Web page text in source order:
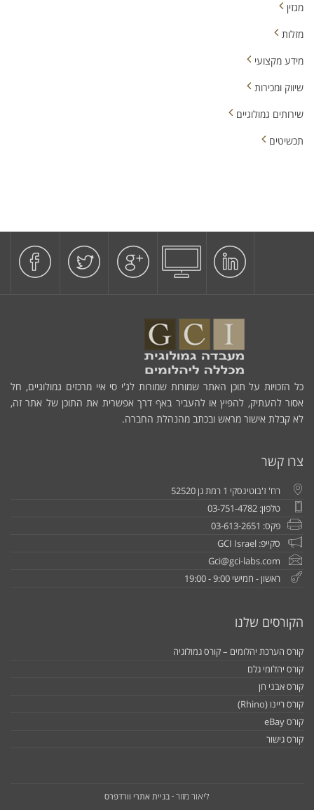
מגזין
מזלות
מידע מקצועי
שיווק ומכירות
שירותים גמולוגיים
תכשיטים
כל הזכויות על תוכן האתר שמורות שמורות לג'י סי איי מרכזים גמולוגיים, חל
אסור להעתיק, להפיץ או להעביר באף דרך אפשרית את התוכן של אתר זה,
לא קבלת אישור מראש ובכתב מהנהלת החברה.
צרו קשר
רח' ז'בוטינסקי 1 רמת גן 52520
טלפון: 03-751-4782
פקס: 03-613-2651
סקייפ: GCI Israel
Gci@gci-labs.com
ראשון - חמישי 9:00 - 19:00
הקורסים שלנו
קורס הערכת יהלומים – קורס גמולוגיה
קורס יהלומי גלם
קורס אבני חן
קורס ריינו (Rhino)
קורס eBay
קורס גישור
ליאור מזור - בניית אתרי וורדפרס